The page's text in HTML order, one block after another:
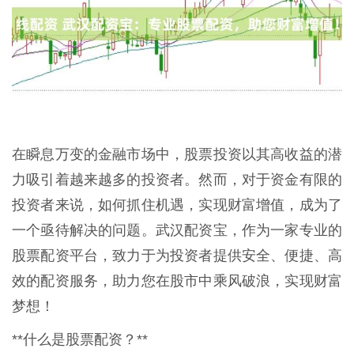
在瞬息万变的金融市场中，股票投资以其高收益的潜
力吸引着越来越多的投资者。然而，对于资金有限的
投资者来说，如何抓住机遇，实现财富增值，成为了
一个亟待解决的问题。武汉配资宝，作为一家专业的
股票配资平台，致力于为投资者提供安全、便捷、高
效的配资服务，助力您在股市中乘风破浪，实现财富
梦想！
**什么是股票配资？**